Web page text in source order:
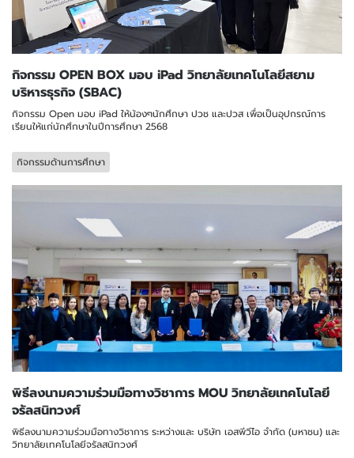
กิจกรรม OPEN BOX มอบ iPad วิทยาลัยเทคโนโลยีสยาม
บริหารธุรกิจ (SBAC)
กิจกรรม Open มอบ iPad ให้น้องๆนักศึกษา ปวช และปวส เพื่อเป็นอุปกรณ์การ
เรียนให้แก่นักศึกษาในปีการศึกษา 2568
กิจกรรมด้านการศึกษา
พิธีลงนามความร่วมมือทางวิชาการ MOU วิทยาลัยเทคโนโลยี
จรัลสนิทวงศ์
พิธีลงนามความร่วมมือทางวิชาการ ระหว่างและ บริษัท เอสพีวีไอ จำกัด (มหาชน) และ
วิทยาลัยเทคโนโลยีจรัลสนิทวงศ์